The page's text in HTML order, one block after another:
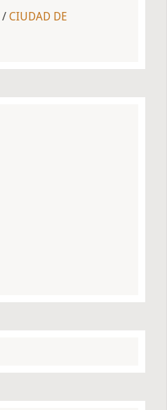
/ CIUDAD DE